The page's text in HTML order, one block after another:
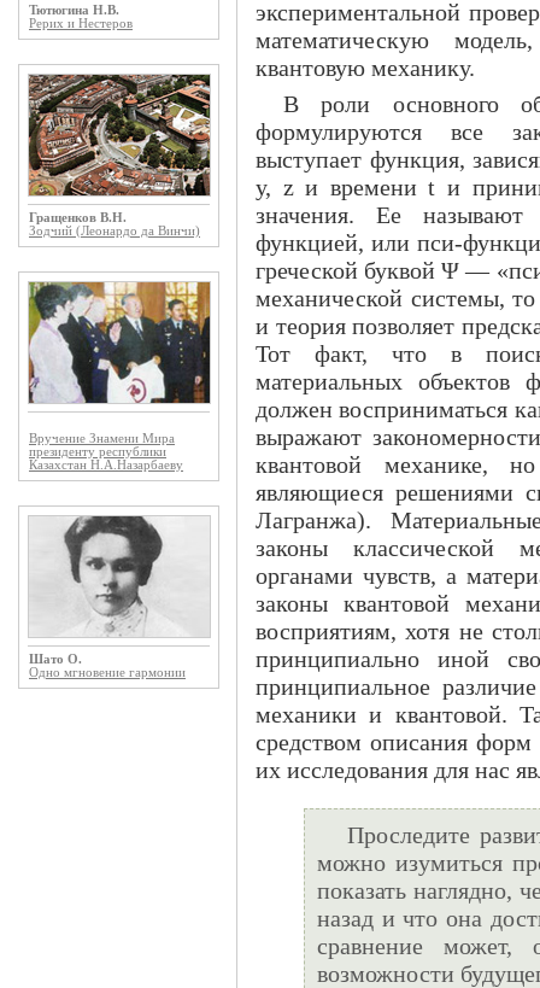
Тютюгина Н.В.
Рерих и Нестеров
Гращенков В.Н.
Зодчий (Леонардо да Винчи)
Вручение Знамени Мира
президенту республики
Казахстан Н.А.Назарбаеву
Шато О.
Одно мгновение гармонии
экспериментальной
математическую
квантовую механику.
В роли основного
формулируются все
выступает функция,
у, z и времени t и
значения. Ее
функцией, или пси-
греческой буквой Ψ —
механической системы,
и теория позволяет
Тот факт, что в
материальных
должен восприниматься
выражают
квантовой механике,
являющиеся решениями
Лагранжа).
законы классической
органами чувств, а
законы квантовой
восприятиям, хотя не
принципиально иной
принципиальное
механики и квантовой.
средством описания
их исследования для нас
Проследите
можно изумиться
показать наглядно,
назад и что она
сравнение может,
возможности